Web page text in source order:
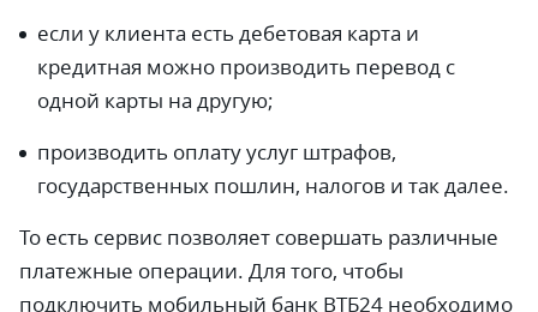
если у клиента есть дебетовая карта и
кредитная можно производить перевод с
одной карты на другую;
производить оплату услуг штрафов,
государственных пошлин, налогов и так далее.
То есть сервис позволяет совершать различные
платежные операции. Для того, чтобы
подключить мобильный банк ВТБ24 необходимо